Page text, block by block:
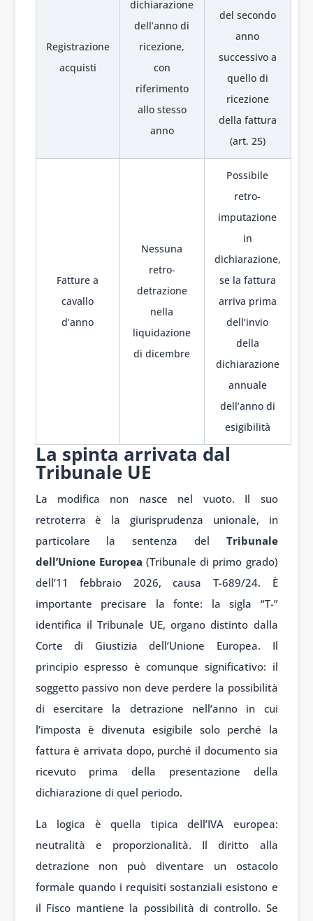
Registrazione
acquisti
dichiarazione
dell’anno di
ricezione,
con
riferimento
allo stesso
anno
del secondo
anno
successivo a
quello di
ricezione
della fattura
(art. 25)
Fatture a
cavallo
d’anno
Nessuna
retro-
detrazione
nella
liquidazione
di dicembre
Possibile
retro-
imputazione
in
dichiarazione,
se la fattura
arriva prima
dell’invio
della
dichiarazione
annuale
dell’anno di
esigibilità
La spinta arrivata dal
Tribunale UE
La modifica non nasce nel vuoto. Il suo
retroterra è la giurisprudenza unionale, in
particolare la sentenza del Tribunale
dell’Unione Europea (Tribunale di primo grado)
dell’11 febbraio 2026, causa T-689/24. È
importante precisare la fonte: la sigla “T-”
identifica il Tribunale UE, organo distinto dalla
Corte di Giustizia dell’Unione Europea. Il
principio espresso è comunque significativo: il
soggetto passivo non deve perdere la possibilità
di esercitare la detrazione nell’anno in cui
l’imposta è divenuta esigibile solo perché la
fattura è arrivata dopo, purché il documento sia
ricevuto prima della presentazione della
dichiarazione di quel periodo.
La logica è quella tipica dell’IVA europea:
neutralità e proporzionalità. Il diritto alla
detrazione non può diventare un ostacolo
formale quando i requisiti sostanziali esistono e
il Fisco mantiene la possibilità di controllo. Se